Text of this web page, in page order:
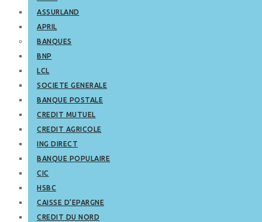
ASSURLAND
APRIL
BANQUES
BNP
LCL
SOCIETE GENERALE
BANQUE POSTALE
CREDIT MUTUEL
CREDIT AGRICOLE
ING DIRECT
BANQUE POPULAIRE
CIC
HSBC
CAISSE D’EPARGNE
CREDIT DU NORD